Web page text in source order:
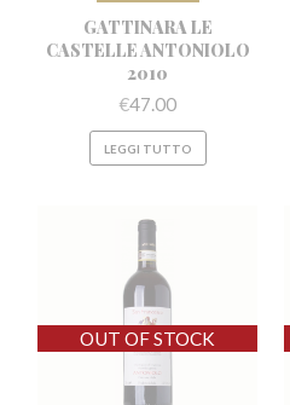
GATTINARA LE
CASTELLE ANTONIOLO
2010
€47.00
LEGGI TUTTO